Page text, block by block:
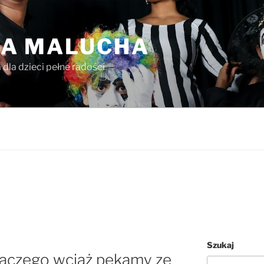
MALUCHA
dzieci pełne radości
wciąż pękamy ze
Szukaj